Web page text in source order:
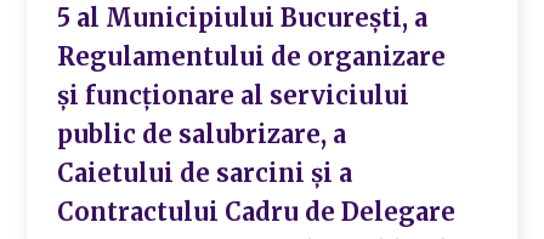
5 al Municipiului București, a
Regulamentului de organizare
și funcționare al serviciului
public de salubrizare, a
Caietului de sarcini și a
Contractului Cadru de Delegare